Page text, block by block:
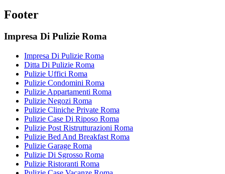
Footer
Impresa Di Pulizie Roma
Impresa Di Pulizie Roma
Ditta Di Pulizie Roma
Pulizie Uffici Roma
Pulizie Condomini Roma
Pulizie Appartamenti Roma
Pulizie Negozi Roma
Pulizie Cliniche Private Roma
Pulizie Case Di Riposo Roma
Pulizie Post Ristrutturazioni Roma
Pulizie Bed And Breakfast Roma
Pulizie Garage Roma
Pulizie Di Sgrosso Roma
Pulizie Ristoranti Roma